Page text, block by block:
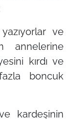
ve
annelerine
kırdı ve
boncuk
kardeşinin